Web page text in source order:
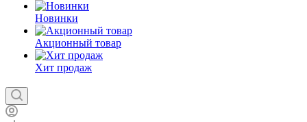
Новинки
Акционный товар
Хит продаж